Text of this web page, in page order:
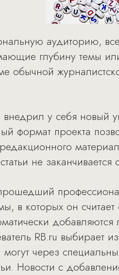
аудиторию,
глубину темы
обычной
у себя новый
формат проекта
не заканчивается
в которых он
RB.ru выбирает
через
Новости с